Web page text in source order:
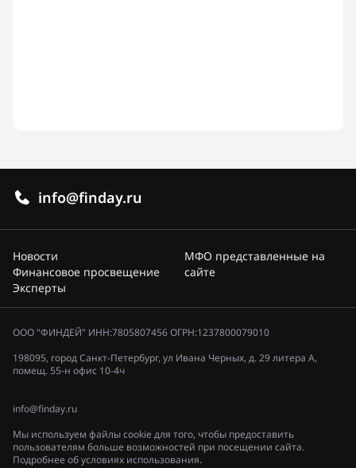
info@finday.ru
Новости
Финансовое просвещение
Эксперты
МФО представленные на
сайте
ООО "ФИНДЕЙ" ИНН:7805807456 ОГРН:1237800079010
198095, город Санкт-Петербург, ул Ивана Черных, д. 29 литера А,
помещ. 55-н офис 10-4ч
info@finday.ru
Мы используем файлы cookie для того, чтобы предоставить
пользователям больше возможностей при посещении сайта.
Подробнее об условиях использования.